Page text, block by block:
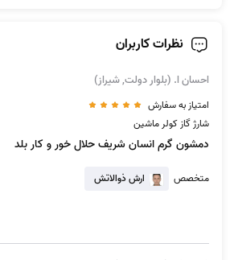
مقایسه قیمت‌ها و خدمات
قبل از انتخاب هر تعمیر‌گاهی، قیمت‌های مختلف را
پایین لزوما به معنای کیفیت پایین نیست، اما بهتر
تجربه و تخصص کافی دارند، استفاده کنید. همچنین
گازهای باکیفیت و استاندارد استفاده کنند تا به
آسیبی وارد نشود.
در سال‌های اخیر، خدمات سیار شارژ گاز کولر ماشین
نظرات کاربران
احسان ا. (بلوار دولت, شیراز)
امتیاز به سفارش
شارژ گاز کولر ماشین
دمشون گرم انسان شریف حلال خور و کار بلد
متخصص ارش ذوالاتش